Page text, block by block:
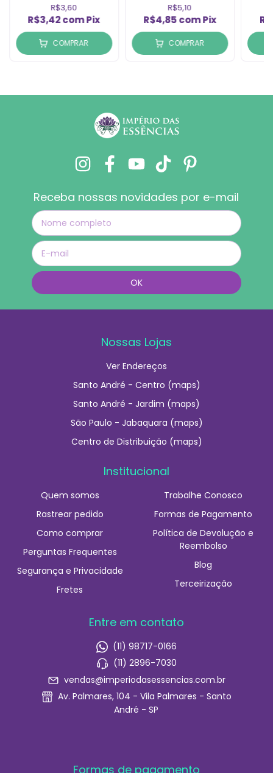
R$3,60
R$3,42comPix
COMPRAR
R$5,10
R$4,85comPix
COMPRAR
Receba nossas novidades por e-mail
Nossas Lojas
Ver Endereços
Santo André - Centro (maps)
Santo André - Jardim (maps)
São Paulo - Jabaquara (maps)
Centro de Distribuição (maps)
Institucional
Quem somos
Rastrear pedido
Como comprar
Perguntas Frequentes
Segurança e Privacidade
Fretes
Trabalhe Conosco
Formas de Pagamento
Política de Devolução e
Reembolso
Blog
Terceirização
Entre em contato
(11) 98717-0166
(11) 2896-7030
vendas@imperiodasessencias.com.br
Av. Palmares, 104 - Vila Palmares - Santo
André - SP
Formas de pagamento